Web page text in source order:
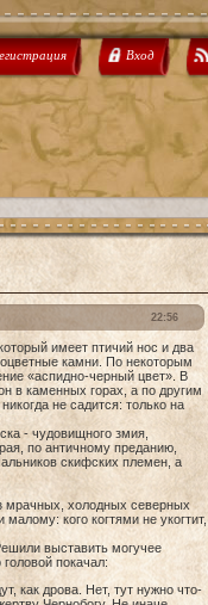
Вход
22:56
имеет птичий нос и два
камни. По некоторым
«аспидно-черный цвет». В
в каменных горах, а по другим
не садится: только на
- чудовищного змия,
по античному преданию,
скифских племен, а
мрачных, холодных северных
кого когтями не укогтит,
выставить могучее
покачал:
как дрова. Нет, тут нужно что-